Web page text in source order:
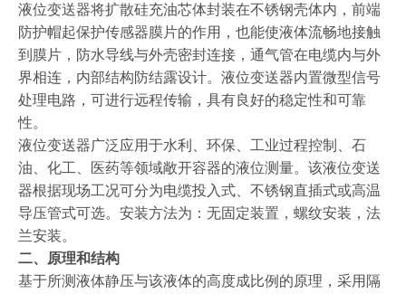
液位变送器将扩散硅充油芯体封装在不锈钢壳体内，前端
防护帽起保护传感器膜片的作用，也能使液体流畅地接触
到膜片，防水导线与外壳密封连接，通气管在电缆内与外
界相连，内部结构防结露设计。液位变送器内置微型信号
处理电路，可进行远程传输，具有良好的稳定性和可靠
性。
液位变送器广泛应用于水利、环保、工业过程控制、石
油、化工、医药等领域敞开容器的液位测量。该液位变送
器根据现场工况可分为电缆投入式、不锈钢直插式或高温
导压管式可选。安装方法为：无固定装置，螺纹安装，法
兰安装。
二、原理和结构
基于所测液体静压与该液体的高度成比例的原理，采用隔